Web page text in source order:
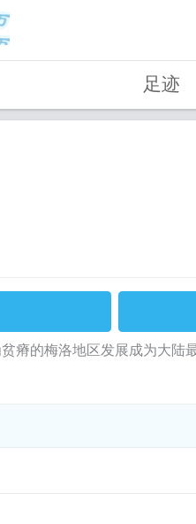
足迹
瘠的梅洛地区发展成为大陆